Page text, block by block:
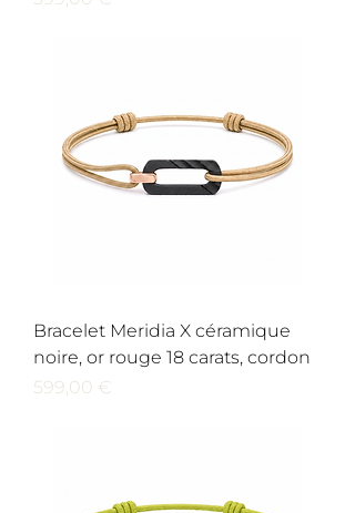
Bracelet Meridia X céramique
noire, or rouge 18 carats, cordon
Prix
599,00 €